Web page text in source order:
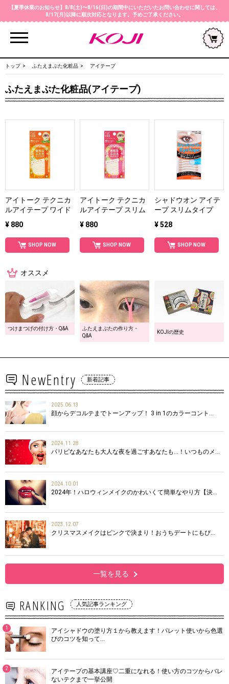
【夏季休業のお知らせ】8/8(土)〜8/16(日)の期間中にいただいたお問い合わせに関しては、
8/17(月)以降に順次対応となります。予めご了承ください。
Menu
トップ ふたえまぶた化粧品 アイテープ
ふたえまぶた化粧品(アイテープ)
アイトーク テクニカ
ルアイテープ ワイド
¥ 880
SHOP NOW
アイトーク テクニカ
ルアイテープ スリム
¥ 880
SHOP NOW
シャドウオン アイテ
ープ スリムタイプ
¥ 528
SHOP NOW
オススメ
つけまつげの付け方・Q&A
ふたえまぶたの作り方・
Q&A
KOJIの歴史
NewEntry 新着記事
2025.06.13
顔からデコルテまでトーンアップ！ 3 in 1のカラーコント…
2024.11.28
パリピなあなたも大人な夜を過ごすあなたも…！いつものメ…
2024.10.01
2024年！ハロウィンメイクのかわいくて簡単なやり方【決…
2023.12.07
クリスマスメイクはピンクで決まり！おうちデートにもぴ…
一覧を見る
RANKING 人気記事ランキング
1
アイシャドウの塗り方１から教えます！パレット使いから色選
びのコツを知って…
2
アイテープの基本講座♡二重になれる！使い方のコツからバレ
ないテクまで一挙公開